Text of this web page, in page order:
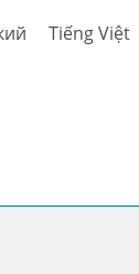
Tiếng Việt